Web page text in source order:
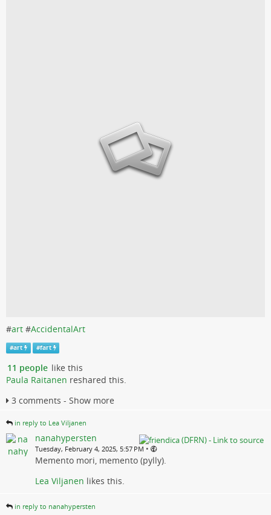
#art #AccidentalArt
#art #fart
11 people like this
Paula Raitanen reshared this.
3 comments - Show more
in reply to Lea Viljanen
nanahypersten
Tuesday, February 4, 2025, 5:57 PM •
Memento mori, memento (pylly).
Lea Viljanen likes this.
in reply to nanahypersten